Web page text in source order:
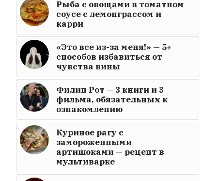
Рыба с овощами в томатном
соусе с лемонграссом и
карри
«Это все из-за меня!» — 5+
способов избавиться от
чувства вины
Филип Рот — 3 книги и 3
фильма, обязательных к
ознакомлению
Куриное рагу с
замороженными
артишоками — рецепт в
мультиварке